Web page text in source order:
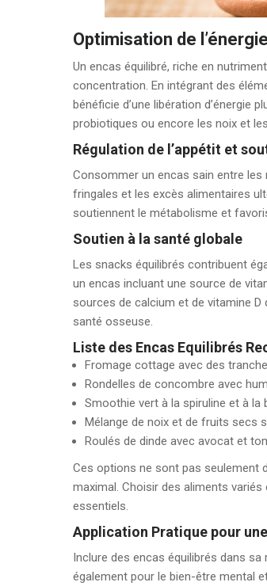
Optimisation de
Un encas équilibré, riche en
concentration. En intégrant des
bénéficie d’une libération
probiotiques ou encore les noix et
Régulation de l’appétit et
Consommer un encas sain entre les
fringales et les excès alimentaires
soutiennent le métabolisme et
Soutien à la santé globale
Les snacks équilibrés contribuent
un encas incluant une source de
sources de calcium et de vitamine
santé osseuse.
Liste des Encas Equilibrés
Fromage cottage avec des
Rondelles de concombre avec
Smoothie vert à la spiruline et à la
Mélange de noix et de fruits secs
Roulés de dinde avec avocat et
Ces options ne sont pas seulement
maximal. Choisir des aliments
essentiels.
Application Pratique pour
Inclure des encas équilibrés dans
également pour le bien-être mental